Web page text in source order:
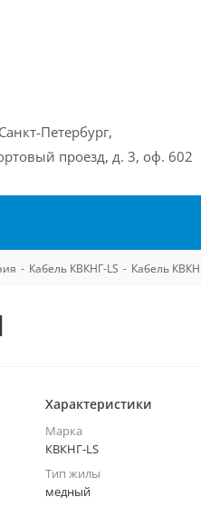
Петербург,
проезд, д. 3, оф. 602
- Кабель КВКНГ-LS - Кабель
Характеристики
Марка
КВКНГ-LS
Тип жилы
медный